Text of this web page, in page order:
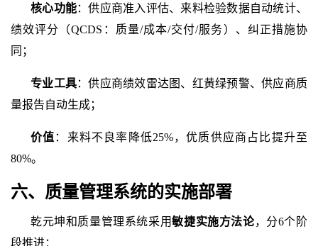
核心功能：供应商准入评估、来料检验数据自动统计、
绩效评分（QCDS：质量/成本/交付/服务）、纠正措施协
同；
专业工具：供应商绩效雷达图、红黄绿预警、供应商质
量报告自动生成；
价值 ：来料不良率降低25%，优质供应商占比提升至
80%。
六、质量管理系统的实施部署
乾元坤和质量管理系统采用敏捷实施方法论，分6个阶
段推进：